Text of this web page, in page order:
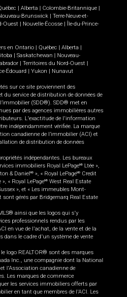
Alberta Colombie-Britannique
Brunswick
Terre-Neuve-et-
Ouest Nouvelle-Écosse
Île-du-Prince-
en Ontario Québec Alberta
Saskatchewan
Nouveau-
Territoires du Nord-Ouest
Édouard Yukon Nunavut
sur ce site proviennent des
du service de distribution de données de
(SDD®). SDD® met en
par des agences immobilières autres
L'exactitude de l'information
indépendamment vérifiée. La marque
canadienne de l’immobilier (ACI) et
de distribution de données
indépendantes. Les bureaux
immobiliers Royal LePageMD
Ltée »,
& Daniel MD », « Royal LePageMD
Credit
« Royal LePageMD West Real Estate
», et « Les immeubles Mont-
gérés par Bridgemarq Real Estate
ainsi que les logos qui s'y
professionnels rendus par les
en vue de l'achat, de la vente et de la
dans le cadre d'un système de vente
logo REALTOR® sont des marques
Inc., une compagnie dont la National
l'Association canadienne de
Les marques de commerce
les services immobiliers offerts par
en tant que membres de l'ACI. Les